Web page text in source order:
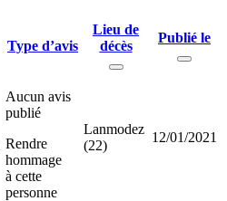
Type d’avis
Lieu de
décès
Publié le
Aucun avis
publié
Rendre
hommage
à cette
personne
Lanmodez
(22)
12/01/2021